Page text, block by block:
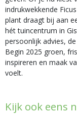
indrukwekkende
plant draagt bij aan
hét tuincentrum in
persoonlijk advies,
Begin 2025 groen,
inspireren en maak
voelt.
Kijk ook eens